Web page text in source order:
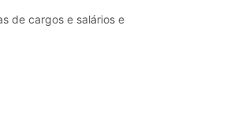
de cargos e salários e